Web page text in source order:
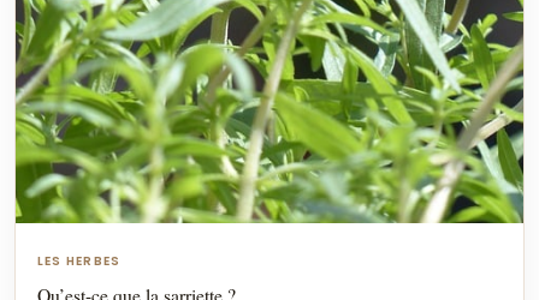
LES HERBES
Qu’est-ce que la sarriette ?